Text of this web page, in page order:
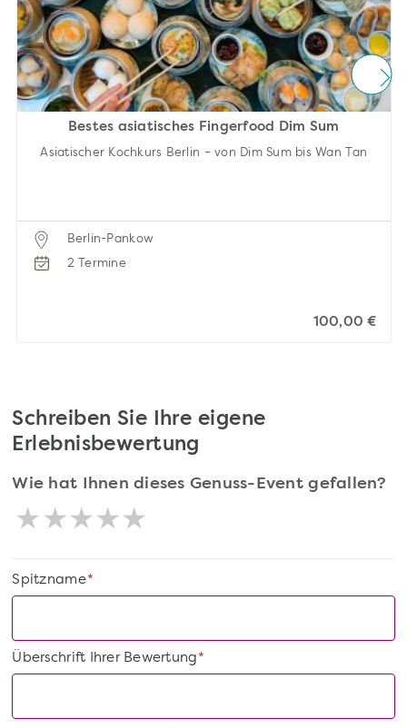
Bestes asiatisches Fingerfood Dim Sum
Asiatischer Kochkurs Berlin – von Dim Sum bis Wan Tan
Berlin-Pankow
2 Termine
100,00 €
Schreiben Sie Ihre eigene
Erlebnisbewertung
Wie hat Ihnen dieses Genuss-Event gefallen?
*
Spitzname
*
Überschrift Ihrer Bewertung